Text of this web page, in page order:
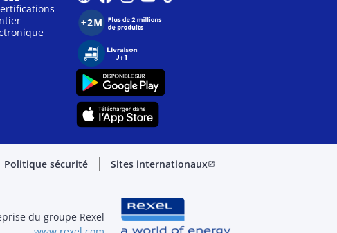
Politique sécurité Sites internationauxopen_in_new
du groupe Rexel